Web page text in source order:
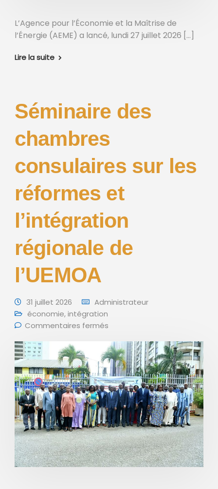
L’Agence pour l’Économie et la Maîtrise de
l’Énergie (AEME) a lancé, lundi 27 juillet 2026 […]
Lire la suite
Séminaire des
chambres
consulaires sur les
réformes et
l’intégration
régionale de
l’UEMOA
31 juillet 2026
Administrateur
économie,intégration
Commentaires fermés